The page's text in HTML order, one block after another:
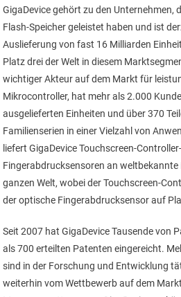
GigaDevice gehört zu den Unternehmen,
Flash-Speicher geleistet haben und ist
Auslieferung von fast 16 Milliarden
Platz drei der Welt in diesem
wichtiger Akteur auf dem Markt für
Mikrocontroller, hat mehr als 2.000
ausgelieferten Einheiten und über 370
Familienserien in einer Vielzahl von
liefert GigaDevice Touchscreen-
Fingerabdrucksensoren an
ganzen Welt, wobei der Touchscreen-
der optische Fingerabdrucksensor auf
Seit 2007 hat GigaDevice Tausende von
als 700 erteilten Patenten eingereicht.
sind in der Forschung und Entwicklung
weiterhin vom Wettbewerb auf dem